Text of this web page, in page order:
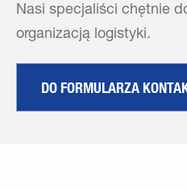
Nasi specjaliści chętnie
organizacją logistyki.
DO FORMULARZA